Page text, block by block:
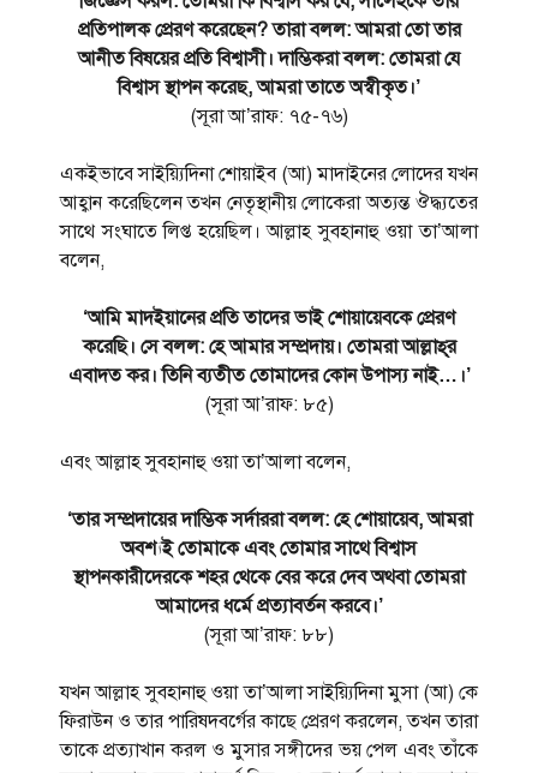
প্রতিপালক প্রেরণ করেছেন? তারা বলল: আমরা তো তার
আনীত বিষয়ের প্রতি বিশ্বাসী। দাম্ভিকরা বলল: তোমরা যে
বিশ্বাস স্থাপন করেছ, আমরা তাতে অস্বীকৃত।’
(সূরা আ’রাফ: ৭৫-৭৬)
একইভাবে সাইয়্যিদিনা শোয়াইব (আ) মাদাইনের লোদের যখন
আহ্বান করেছিলেন তখন নেতৃস্থানীয় লোকেরা অত্যন্ত ঔদ্ধ্যতের
সাথে সংঘাতে লিপ্ত হয়েছিল। আল্লাহ সুবহানাহু ওয়া তা’আলা
বলেন,
‘আমি মাদইয়ানের প্রতি তাদের ভাই শোয়ায়েবকে প্রেরণ
করেছি। সে বলল: হে আমার সম্প্রদায়। তোমরা আল্লাহ্‌র
এবাদত কর। তিনি ব্যতীত তোমাদের কোন উপাস্য নাই…।’
(সূরা আ’রাফ: ৮৫)
এবং আল্লাহ সুবহানাহু ওয়া তা’আলা বলেন,
‘তার সম্প্রদায়ের দাম্ভিক সর্দাররা বলল: হে শোয়ায়েব, আমরা
অবশ্যই তোমাকে এবং তোমার সাথে বিশ্বাস
স্থাপনকারীদেরকে শহর থেকে বের করে দেব অথবা তোমরা
আমাদের ধর্মে প্রত্যাবর্তন করবে।’
(সূরা আ’রাফ: ৮৮)
যখন আল্লাহ সুবহানাহু ওয়া তা’আলা সাইয়্যিদিনা মুসা (আ) কে
ফিরাউন ও তার পারিষদবর্গের কাছে প্রেরণ করলেন, তখন তারা
তাকে প্রত্যাখান করল ও মুসার সঙ্গীদের ভয় পেল এবং তাঁকে